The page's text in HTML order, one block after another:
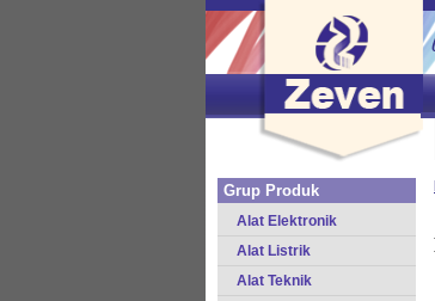
Grup Produk
Alat Elektronik
Alat Listrik
Alat Teknik